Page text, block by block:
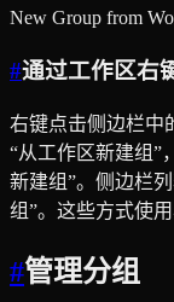
New Group from
#通过工作区右
右键点击侧边栏中
“从工作区新建组”
新建组”。侧边栏
组”。这些方式使
#管理分组